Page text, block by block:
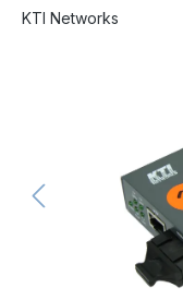
KTI Networks